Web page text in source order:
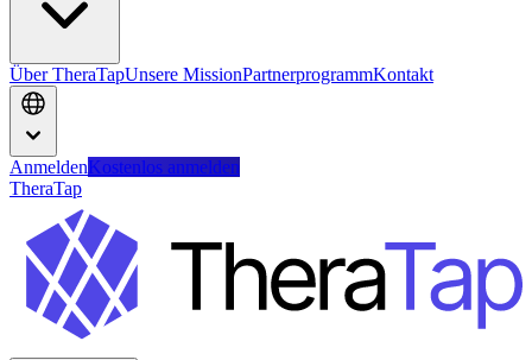
Über TheraTapUnsere MissionPartnerprogrammKontakt
AnmeldenKostenlos anmelden
TheraTap